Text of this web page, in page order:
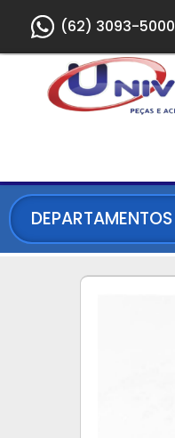
(62) 3093-5000
DEPARTAMENTOS